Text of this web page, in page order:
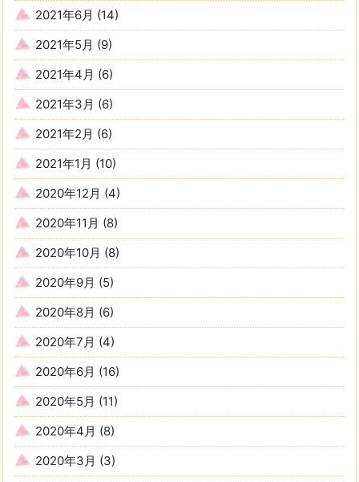
2021年6月 (14)
2021年5月 (9)
2021年4月 (6)
2021年3月 (6)
2021年2月 (6)
2021年1月 (10)
2020年12月 (4)
2020年11月 (8)
2020年10月 (8)
2020年9月 (5)
2020年8月 (6)
2020年7月 (4)
2020年6月 (16)
2020年5月 (11)
2020年4月 (8)
2020年3月 (3)